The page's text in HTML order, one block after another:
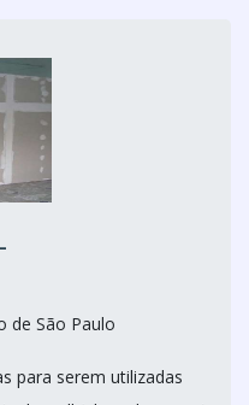
de São Paulo
para serem utilizadas